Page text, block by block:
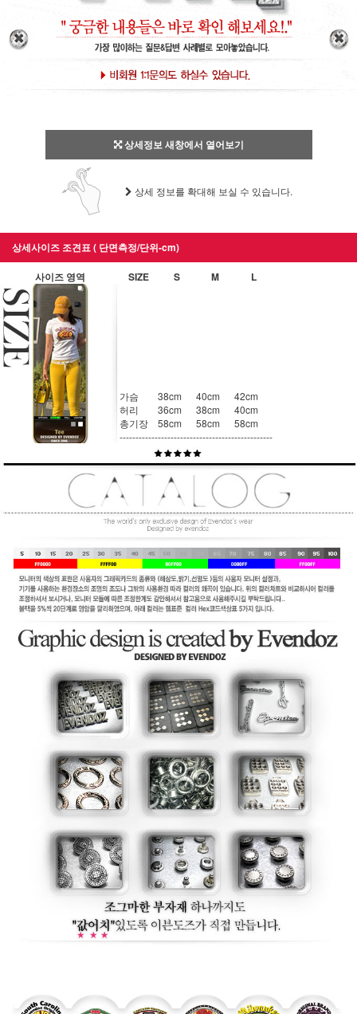
상세정보 새창에서 열어보기
상세 정보를 확대해 보실 수 있습니다.
상세사이즈 조견표 ( 단면측정/단위-cm)
사이즈 영역 SIZE S M L
가슴 38cm 40cm
42cm
허리
36cm 38cm
40cm
총기장
58cm 58cm
58cm
------------------------------------------------